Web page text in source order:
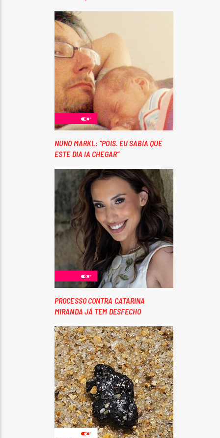
NUNO MARKL: “POIS. EU SABIA QUE
ESTE DIA IA CHEGAR”
PROCESSO CONTRA CATARINA
MIRANDA JÁ TEM DESFECHO